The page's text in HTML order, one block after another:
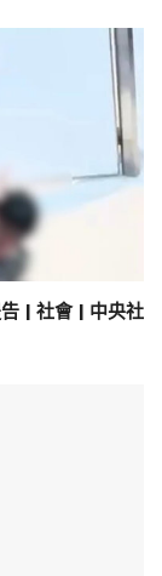
| 社會 | 中央社